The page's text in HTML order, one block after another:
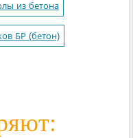
из бетона
БР (бетон)